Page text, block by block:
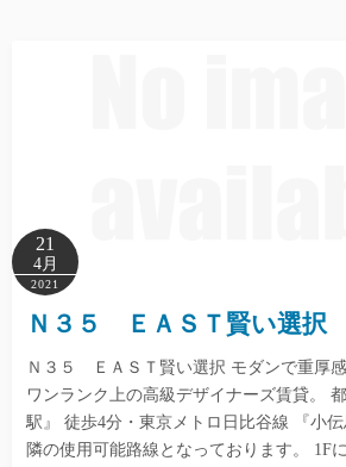
21
4月
2021
Ｎ３５ ＥＡＳＴ賢い選択
Ｎ３５ ＥＡＳＴ賢い選択 モダンで重厚感
ワンランク上の高級デザイナーズ賃貸。
駅』 徒歩4分・東京メトロ日比谷線 『小
隣の使用可能路線となっております。 1F